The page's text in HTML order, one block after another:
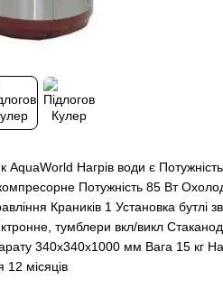
Нагрів води є
Потужність 85 Вт
Краників 1 Установка бутлі
тумблери вкл/викл
340х340х1000 мм Вага 15 кг
місяців